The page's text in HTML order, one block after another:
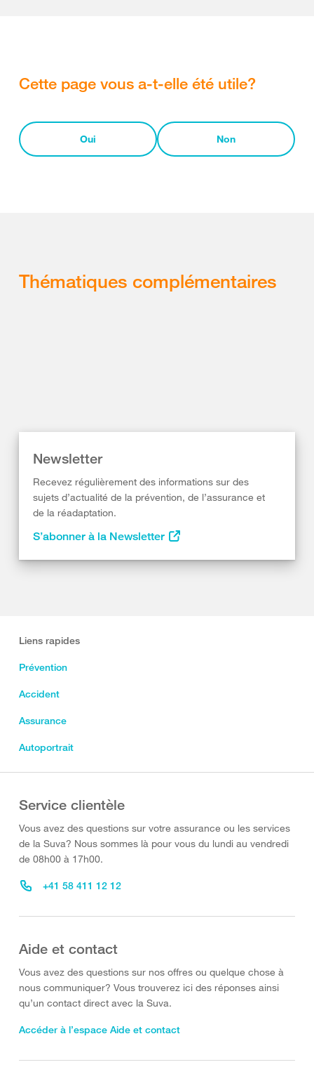
Cette page vous a-t-elle été utile?
Oui Non
Thématiques complémentaires
Newsletter
Recevez régulièrement des informations sur des
sujets d’actualité de la prévention, de l’assurance et
de la réadaptation.
S’abonner à la Newsletter
Liens rapides
Prévention
Accident
Assurance
Autoportrait
Service clientèle
Vous avez des questions sur votre assurance ou les services
de la Suva? Nous sommes là pour vous du lundi au vendredi
de 08h00 à 17h00.
+41 58 411 12 12
Aide et contact
Vous avez des questions sur nos offres ou quelque chose à
nous communiquer? Vous trouverez ici des réponses ainsi
qu’un contact direct avec la Suva.
Accéder à l’espace Aide et contact